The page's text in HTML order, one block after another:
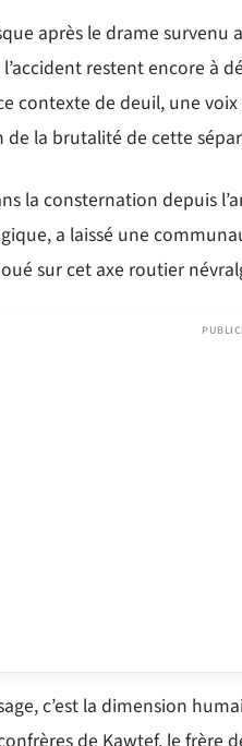
après le drame
restent encore à
contexte de deuil, une
de la brutalité de cette
la consternation depuis
a laissé une
sur cet axe routier
c’est la dimension